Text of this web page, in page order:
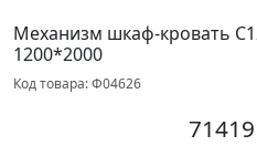
Механизм шкаф-кровать
1200*2000
Код товара: Ф04626